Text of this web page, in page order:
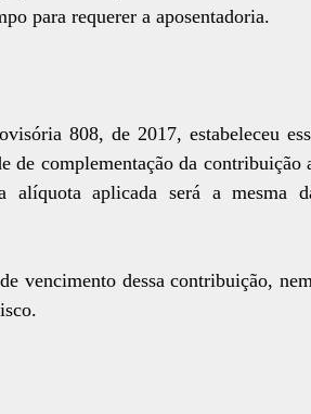
para requerer a aposentadoria.
808, de 2017, estabeleceu
de complementação da
alíquota aplicada será a mesma
vencimento dessa contribuição,